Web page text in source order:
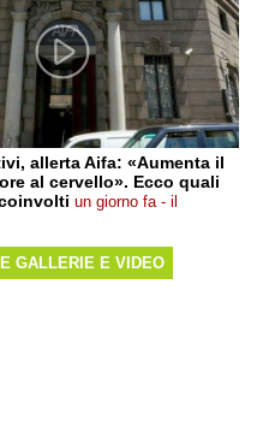
allerta Aifa: «Aumenta il
al cervello». Ecco quali
un giorno fa - il
GALLERIE E VIDEO